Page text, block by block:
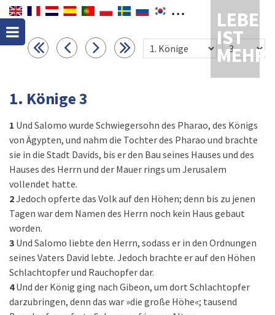
LEBEN
IST
MEHR
1. Könige 3
1 Und Salomo wurde Schwiegersohn des Pharao, des Königs
von Ägypten, und nahm die Tochter des Pharao und brachte
sie in die Stadt Davids, bis er den Bau seines Hauses und des
Hauses des Herrn und der Mauer rings um Jerusalem
vollendet hatte.
2Jedoch opferte das Volk auf den Höhen; denn bis zu jenen
Tagen war dem Namen des Herrn noch kein Haus gebaut
worden.
3 Und Salomo liebte den Herrn, sodass er in den Ordnungen
seines Vaters David lebte. Jedoch brachte er auf den Höhen
Schlachtopfer und Rauchopfer dar.
4 Und der König ging nach Gibeon, um dort Schlachtopfer
darzubringen, denn das war »die große Höhe«; tausend